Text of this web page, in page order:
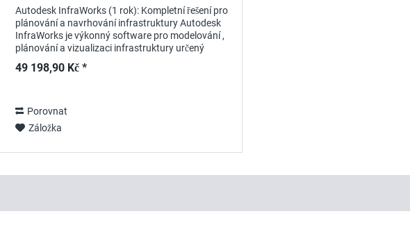
Autodesk InfraWorks (1 rok): Kompletní řešení pro
plánování a navrhování infrastruktury Autodesk
InfraWorks je výkonný software pro modelování ,
plánování a vizualizaci infrastruktury určený
49 198,90 Kč *
Porovnat
Záložka